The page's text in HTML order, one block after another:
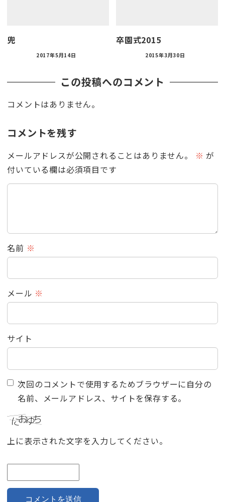
兜
2017年5月14日
卒園式2015
2015年3月30日
この投稿へのコメント
コメントはありません。
コメントを残す
メールアドレスが公開されることはありません。 ※ が
付いている欄は必須項目です
名前 ※
メール ※
サイト
次回のコメントで使用するためブラウザーに自分の
名前、メールアドレス、サイトを保存する。
上に表示された文字を入力してください。